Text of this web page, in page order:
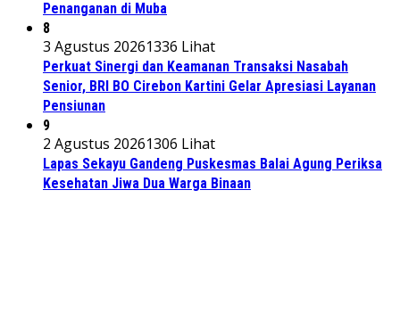
Penanganan di Muba
8
3 Agustus 20261336 Lihat
Perkuat Sinergi dan Keamanan Transaksi Nasabah
Senior, BRI BO Cirebon Kartini Gelar Apresiasi Layanan
Pensiunan
9
2 Agustus 20261306 Lihat
Lapas Sekayu Gandeng Puskesmas Balai Agung Periksa
Kesehatan Jiwa Dua Warga Binaan